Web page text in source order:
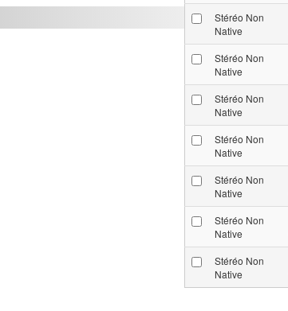
Stéréo Non
Native
Stéréo Non
Native
Stéréo Non
Native
Stéréo Non
Native
Stéréo Non
Native
Stéréo Non
Native
Stéréo Non
Native